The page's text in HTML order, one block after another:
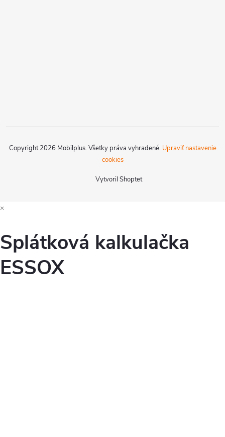
Vytvoril Shoptet
Copyright 2026 Mobilplus. Všetky práva vyhradené. Upraviť nastavenie
cookies
×
Splátková kalkulačka
ESSOX